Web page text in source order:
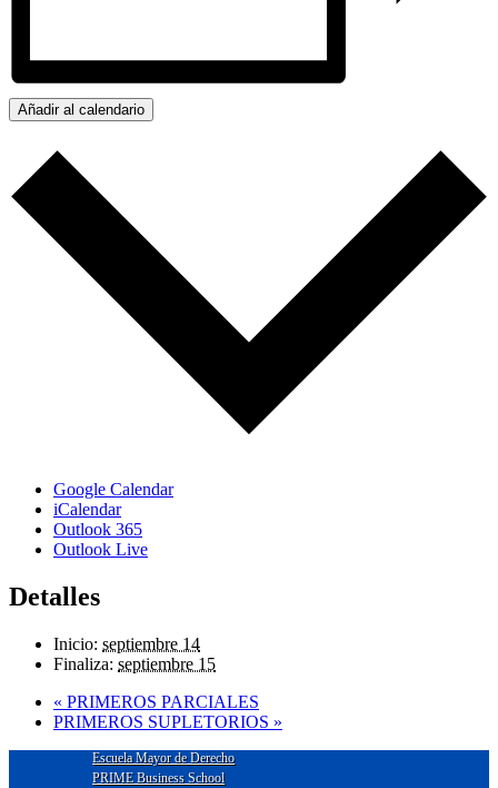
Añadir al calendario
Google Calendar
iCalendar
Outlook 365
Outlook Live
Detalles
Inicio: septiembre 14
Finaliza: septiembre 15
« PRIMEROS PARCIALES
PRIMEROS SUPLETORIOS »
Escuela Mayor de Derecho
PRIME Business School